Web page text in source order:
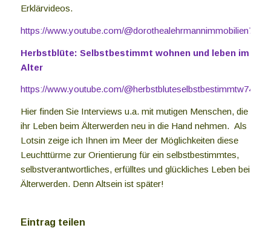
Erklärvideos.
https://www.youtube.com/@dorothealehrmannimmobilien7039
Herbstblüte: Selbstbestimmt wohnen und leben im
Alter
https://www.youtube.com/@herbstbluteselbstbestimmtw7439/
Hier finden Sie Interviews u.a. mit mutigen Menschen, die
ihr Leben beim Älterwerden neu in die Hand nehmen. Als
Lotsin zeige ich Ihnen im Meer der Möglichkeiten diese
Leuchttürme zur Orientierung für ein selbstbestimmtes,
selbstverantwortliches, erfülltes und glückliches Leben bei
Älterwerden. Denn Altsein ist später!
Eintrag teilen